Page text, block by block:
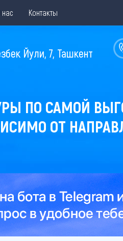
нас Контакты
Йули, 7, Ташкент
ПО САМОЙ
ОТ